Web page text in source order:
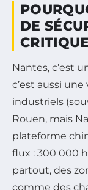
DE
Nantes, c’est
c’est aussi
industriels
Rouen, mais
plateforme
flux : 300 000
partout, des
comme des